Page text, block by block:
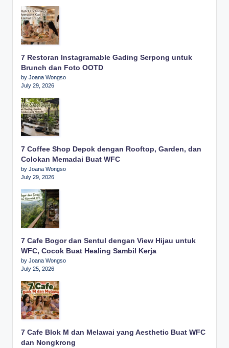
7 Restoran Instagramable Gading Serpong untuk
Brunch dan Foto OOTD
by Joana Wongso
July 29, 2026
7 Coffee Shop Depok dengan Rooftop, Garden, dan
Colokan Memadai Buat WFC
by Joana Wongso
July 29, 2026
7 Cafe Bogor dan Sentul dengan View Hijau untuk
WFC, Cocok Buat Healing Sambil Kerja
by Joana Wongso
July 25, 2026
7 Cafe Blok M dan Melawai yang Aesthetic Buat WFC
dan Nongkrong